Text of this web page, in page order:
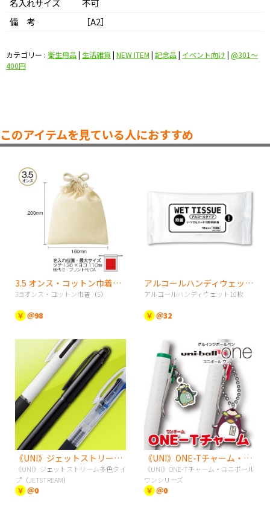
名入れサイズ
不可
備 考
［A2］
カテゴリー : 衛生用品| 生活雑貨| NEW ITEM | 記念品| イベント向け | @301〜
400円
このアイテムを見ている人におすすめ
3.5 オンス・コットン巾着（S）
3.5オンス・コットン巾着（S）
￥ ＠98
アルコールハンディウェット10枚
アルコールハンディウェット10枚
￥ ＠32
《UNI》ジェットストリーム多色タイプ（JETSTREAM）
《UNI》ジェットストリーム多色タイ
プ（JETSTREAM）
￥ ＠0
《UNI》ONE-Tチャーム・ユニボールワンシリーズ
《UNI》ONE-Tチャーム・ユニボール
ワンシリーズ
￥ ＠0